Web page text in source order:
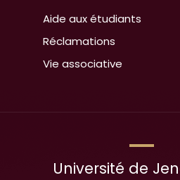
Aide aux étudiants
Réclamations
Vie associative
Université de